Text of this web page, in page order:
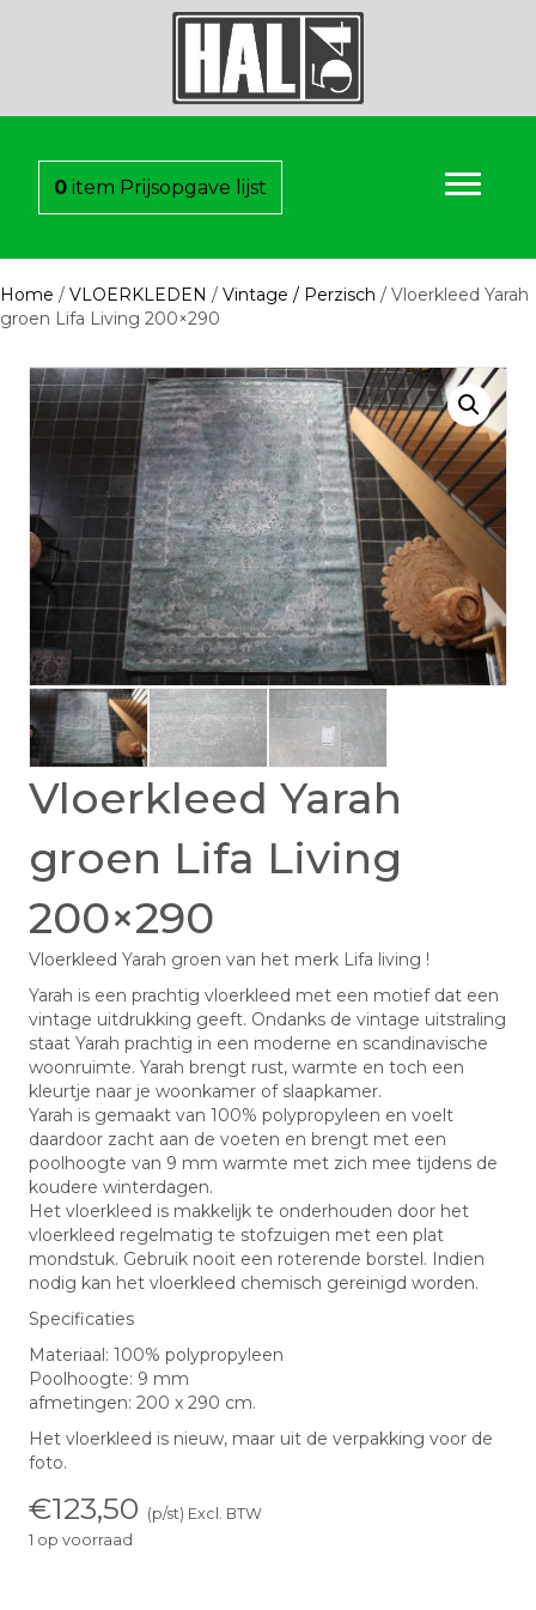
0 item Prijsopgave lijst
Home / VLOERKLEDEN / Vintage / Perzisch / Vloerkleed Yarah
groen Lifa Living 200×290
Vloerkleed Yarah
groen Lifa Living
200×290
Vloerkleed Yarah groen van het merk Lifa living !
Yarah is een prachtig vloerkleed met een motief dat een
vintage uitdrukking geeft. Ondanks de vintage uitstraling
staat Yarah prachtig in een moderne en scandinavische
woonruimte. Yarah brengt rust, warmte en toch een
kleurtje naar je woonkamer of slaapkamer.
Yarah is gemaakt van 100% polypropyleen en voelt
daardoor zacht aan de voeten en brengt met een
poolhoogte van 9 mm warmte met zich mee tijdens de
koudere winterdagen.
Het vloerkleed is makkelijk te onderhouden door het
vloerkleed regelmatig te stofzuigen met een plat
mondstuk. Gebruik nooit een roterende borstel. Indien
nodig kan het vloerkleed chemisch gereinigd worden.
Specificaties
Materiaal: 100% polypropyleen
Poolhoogte: 9 mm
afmetingen: 200 x 290 cm.
Het vloerkleed is nieuw, maar uit de verpakking voor de
foto.
€123,50 (p/st) Excl. BTW
1 op voorraad